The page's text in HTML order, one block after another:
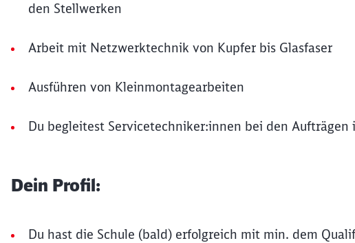
den Stellwerken
Arbeit mit Netzwerktechnik von Kupfer bis Glasfaser
Ausführen von Kleinmontagearbeiten
Du begleitest Servicetechniker:innen bei den
Dein Profil:
Du hast die Schule (bald) erfolgreich mit min. dem